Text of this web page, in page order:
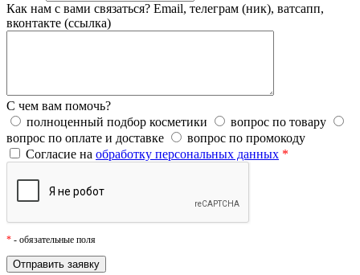
Как нам с вами связаться? Email, телеграм (ник), ватсапп,
вконтакте (ссылка)
С чем вам помочь?
полноценный подбор косметики
вопрос по товару
вопрос по оплате и доставке
вопрос по промокоду
Согласие на обработку персональных данных *
* - обязательные поля